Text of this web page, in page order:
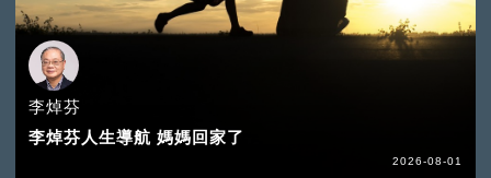
李焯芬
李焯芬人生導航 媽媽回家了
2026-08-01